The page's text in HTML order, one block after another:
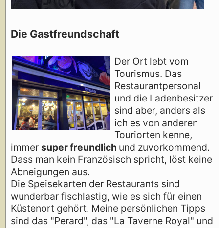
Die Gastfreundschaft
Der Ort lebt vom
Tourismus. Das
Restaurantpersonal
und die Ladenbesitzer
sind aber, anders als
ich es von anderen
Touriorten kenne,
immer super freundlich und zuvorkommend.
Dass man kein Französisch spricht, löst keine
Abneigungen aus.
Die Speisekarten der Restaurants sind
wunderbar fischlastig, wie es sich für einen
Küstenort gehört. Meine persönlichen Tipps
sind das "Perard", das "La Taverne Royal" und